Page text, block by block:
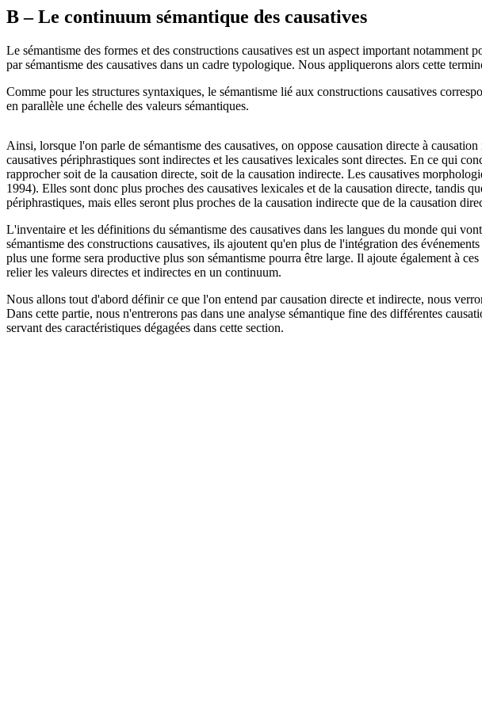
B – Le continuum sémantique des causatives
Le sémantisme des formes et des constructions causatives est un aspect important
par sémantisme des causatives dans un cadre typologique. Nous appliquerons alors cette
Comme pour les structures syntaxiques, le sémantisme lié aux constructions causatives
en parallèle une échelle des valeurs sémantiques.
Ainsi, lorsque l'on parle de sémantisme des causatives, on oppose causation directe à
causatives périphrastiques sont indirectes et les causatives lexicales sont directes. En ce qui
rapprocher soit de la causation directe, soit de la causation indirecte. Les causatives
1994). Elles sont donc plus proches des causatives lexicales et de la causation directe, tandis
périphrastiques, mais elles seront plus proches de la causation indirecte que de la causation
L'inventaire et les définitions du sémantisme des causatives dans les langues du monde qui
sémantisme des constructions causatives, ils ajoutent qu'en plus de l'intégration des
plus une forme sera productive plus son sémantisme pourra être large. Il ajoute également à
relier les valeurs directes et indirectes en un continuum.
Nous allons tout d'abord définir ce que l'on entend par causation directe et indirecte, nous
Dans cette partie, nous n'entrerons pas dans une analyse sémantique fine des différentes
servant des caractéristiques dégagées dans cette section.